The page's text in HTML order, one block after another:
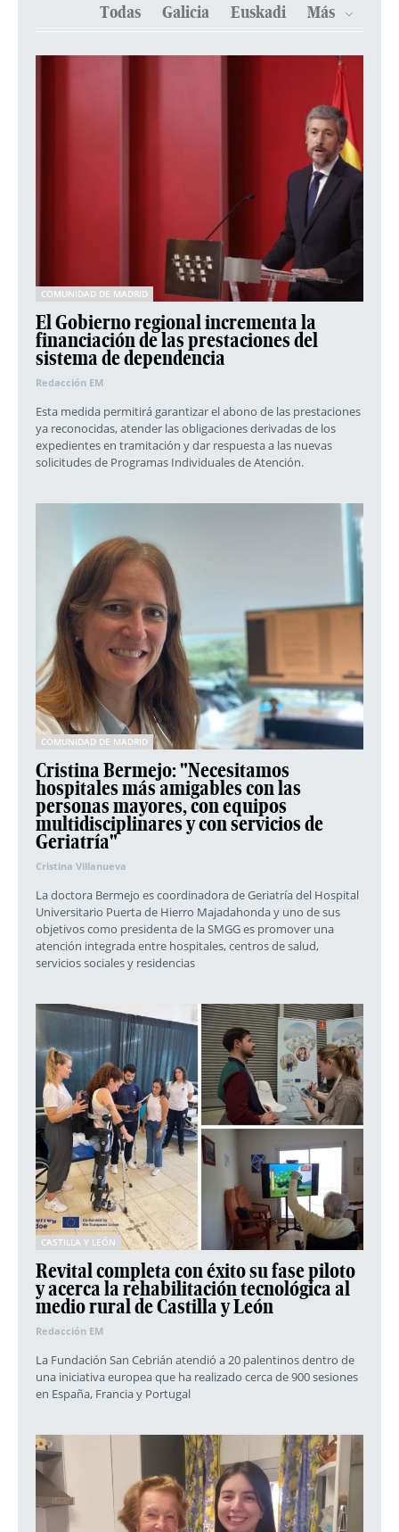
Todas Galicia Euskadi Más
COMUNIDAD DE MADRID
El Gobierno regional incrementa la
financiación de las prestaciones del
sistema de dependencia
Redacción EM
Esta medida permitirá garantizar el abono de las prestaciones
ya reconocidas, atender las obligaciones derivadas de los
expedientes en tramitación y dar respuesta a las nuevas
solicitudes de Programas Individuales de Atención.
COMUNIDAD DE MADRID
Cristina Bermejo: "Necesitamos
hospitales más amigables con las
personas mayores, con equipos
multidisciplinares y con servicios de
Geriatría"
Cristina Villanueva
La doctora Bermejo es coordinadora de Geriatría del Hospital
Universitario Puerta de Hierro Majadahonda y uno de sus
objetivos como presidenta de la SMGG es promover una
atención integrada entre hospitales, centros de salud,
servicios sociales y residencias
CASTILLA Y LEÓN
Revital completa con éxito su fase piloto
y acerca la rehabilitación tecnológica al
medio rural de Castilla y León
Redacción EM
La Fundación San Cebrián atendió a 20 palentinos dentro de
una iniciativa europea que ha realizado cerca de 900 sesiones
en España, Francia y Portugal